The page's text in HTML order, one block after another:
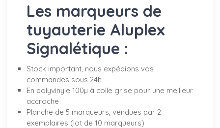
Les marqueurs de
tuyauterie Aluplex
Signalétique :
Stock important, nous expédions vos
commandes sous 24h
En polyvinyle 100µ à colle grise pour une meilleur
accroche
Planche de 5 marqueurs, vendues par 2
exemplaires (lot de 10 marqueurs)